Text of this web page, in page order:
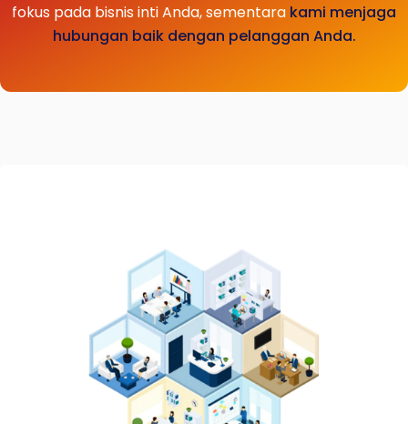
fokus pada bisnis inti Anda, sementara kami menjaga
hubungan baik dengan pelanggan Anda.